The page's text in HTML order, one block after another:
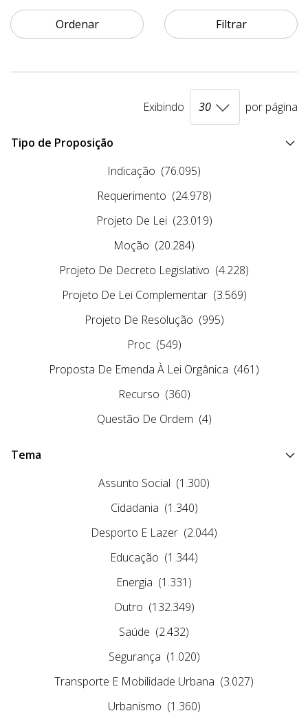
Ordenar Filtrar
Exibindo por página
Tipo de Proposição
Indicação (76.095)
Requerimento (24.978)
Projeto De Lei (23.019)
Moção (20.284)
Projeto De Decreto Legislativo (4.228)
Projeto De Lei Complementar (3.569)
Projeto De Resolução (995)
Proc (549)
Proposta De Emenda À Lei Orgânica (461)
Recurso (360)
Questão De Ordem (4)
Tema
Assunto Social (1.300)
Cidadania (1.340)
Desporto E Lazer (2.044)
Educação (1.344)
Energia (1.331)
Outro (132.349)
Saúde (2.432)
Segurança (1.020)
Transporte E Mobilidade Urbana (3.027)
Urbanismo (1.360)